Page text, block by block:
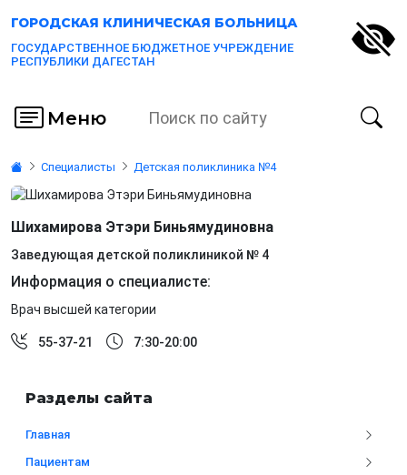
ГОРОДСКАЯ КЛИНИЧЕСКАЯ БОЛЬНИЦА
ГОСУДАРСТВЕННОЕ БЮДЖЕТНОЕ УЧРЕЖДЕНИЕ
РЕСПУБЛИКИ ДАГЕСТАН
Меню
Специалисты Детская поликлиника №4
Шихамирова Этэри Биньямудиновна
Заведующая детской поликлиникой № 4
Информация о специалисте:
Врач высшей категории
55-37-21 7:30-20:00
Разделы сайта
Главная
Пациентам